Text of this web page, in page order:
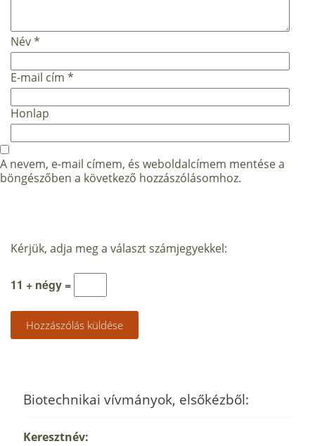
Név*
E-mail cím *
Honlap
A nevem, e-mail címem, és weboldalcímem mentése a
böngészőben a következő hozzászólásomhoz.
Kérjük, adja meg a választ számjegyekkel:
11 + négy =
Biotechnikai vívmányok, elsőkézből:
Keresztnév: